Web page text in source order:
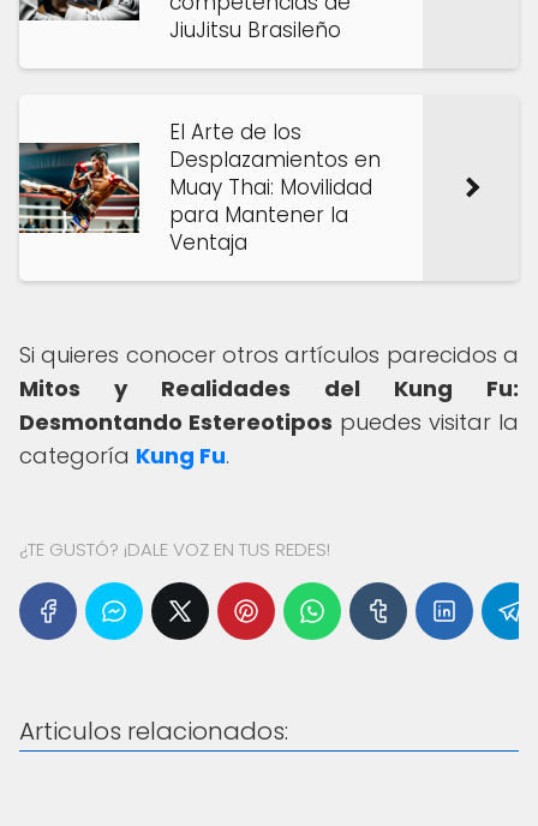
JiuJitsu Brasileño
El Arte de los
Desplazamientos en
Muay Thai: Movilidad
para Mantener la
Ventaja
Si quieres conocer otros artículos parecidos a
Mitos y Realidades del Kung Fu:
Desmontando Estereotipos puedes visitar la
categoría Kung Fu.
¿TE GUSTÓ? ¡DALE VOZ EN TUS REDES!
Articulos relacionados: